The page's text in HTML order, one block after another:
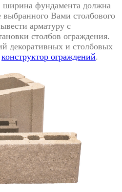
ширина фундамента должна
выбранного Вами столбового
арматуру с
столбов ограждения.
декоративных и столбовых
конструктор ограждений.